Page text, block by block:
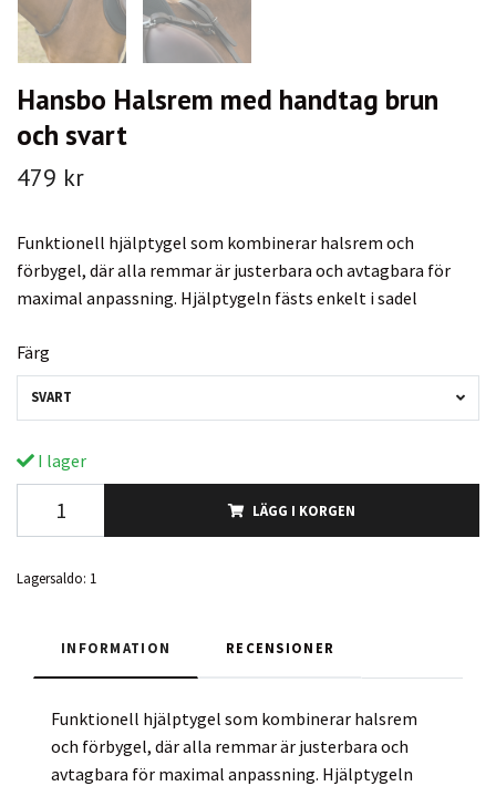
Hansbo Halsrem med handtag brun
och svart
479 kr
Funktionell hjälptygel som kombinerar halsrem och
förbygel, där alla remmar är justerbara och avtagbara för
maximal anpassning. Hjälptygeln fästs enkelt i sadel
Färg
SVART
I lager
LÄGG I KORGEN
Lagersaldo: 1
INFORMATION RECENSIONER
Funktionell hjälptygel som kombinerar halsrem
och förbygel, där alla remmar är justerbara och
avtagbara för maximal anpassning. Hjälptygeln